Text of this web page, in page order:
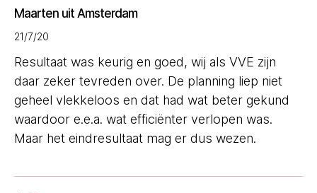
Maarten uit Amsterdam
21/7/20
Resultaat was keurig en goed, wij als VVE zijn
daar zeker tevreden over. De planning liep niet
geheel vlekkeloos en dat had wat beter gekund
waardoor e.e.a. wat efficiënter verlopen was.
Maar het eindresultaat mag er dus wezen.